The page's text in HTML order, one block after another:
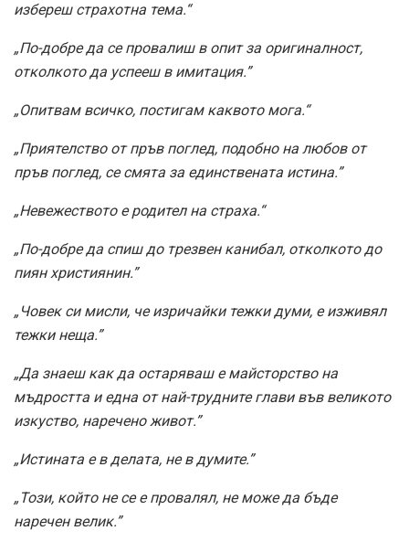
избереш страхотна тема.“
„По-добре да се провалиш в опит за оригиналност,
отколкото да успееш в имитация.”
„Опитвам всичко, постигам каквото мога.“
„Приятелство от пръв поглед, подобно на любов от
пръв поглед, се смята за единствената истина.”
„Невежеството е родител на страха.“
„По-добре да спиш до трезвен канибал, отколкото до
пиян християнин.”
„Човек си мисли, че изричайки тежки думи, е изживял
тежки неща.”
„Да знаеш как да остаряваш е майсторство на
мъдростта и една от най-трудните глави във великото
изкуство, наречено живот.”
„Истината е в делата, не в думите.”
„Този, който не се е провалял, не може да бъде
наречен велик.”